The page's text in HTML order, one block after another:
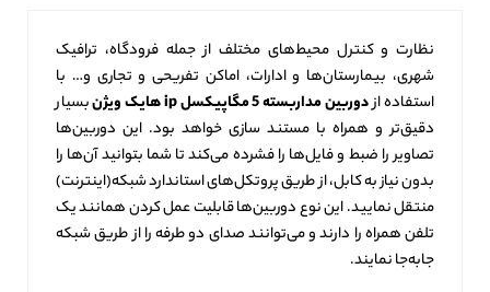
نظارت و کنترل محیط‌های مختلف از جمله فرودگاه، ترافیک
شهری، بیمارستان‌ها و ادارات، اماکن تفریحی و تجاری و… با
استفاده ازدوربین مداربسته 5 مگاپیکسل ip هایک ویژن
بسیار
دقیق‌تر و همراه با مستند سازی خواهد بود. این دوربین‌ها
تصاویر را ضبط و فایل‌ها را فشرده می‌‌کند تا شما بتوانید آن‌ها را
بدون نیاز به کابل، از طریق پروتکل‌های استاندارد شبکه(اینترنت)
منتقل نمایید. این نوع دوربین‌ها قابلیت عمل کردن همانند یک
تلفن همراه را دارند و می‌توانند صدای دو طرفه را از طریق شبکه
جابه‌جا نمایند.